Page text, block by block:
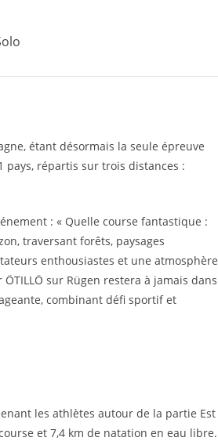
étant désormais la seule épreuve
pays, répartis sur trois distances :
: « Quelle course fantastique :
traversant forêts, paysages
enthousiastes et une atmosphère
sur Rügen restera à jamais dans
combinant défi sportif et
les athlètes autour de la partie Est
et 7,4 km de natation en eau libre.